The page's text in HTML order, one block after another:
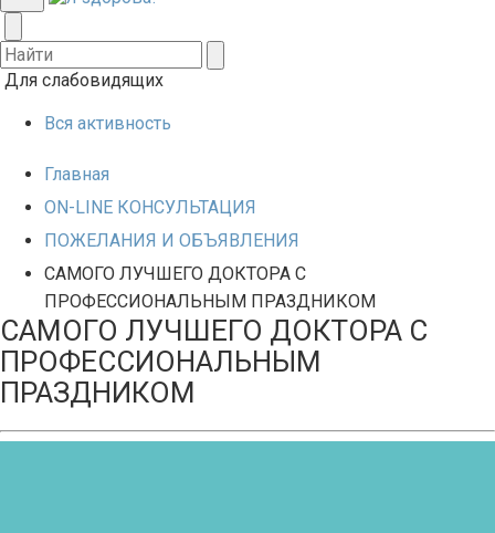
Для слабовидящих
Вся активность
Главная
ON-LINE КОНСУЛЬТАЦИЯ
ПОЖЕЛАНИЯ И ОБЪЯВЛЕНИЯ
САМОГО ЛУЧШЕГО ДОКТОРА С
ПРОФЕССИОНАЛЬНЫМ ПРАЗДНИКОМ
САМОГО ЛУЧШЕГО ДОКТОРА С
ПРОФЕССИОНАЛЬНЫМ
ПРАЗДНИКОМ